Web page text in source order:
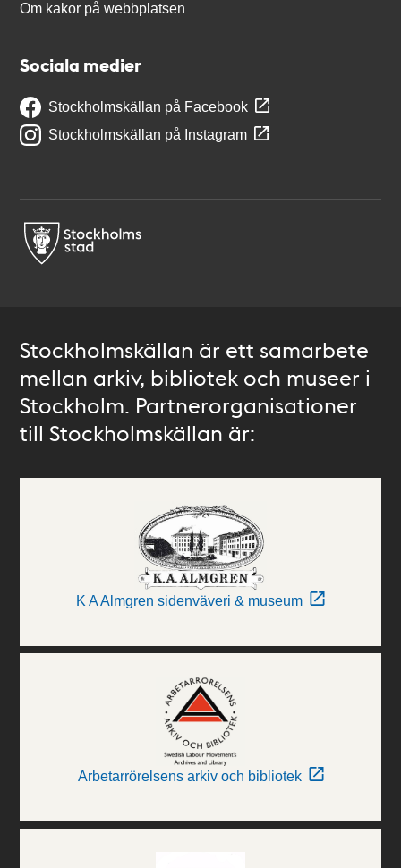
Om kakor på webbplatsen
Sociala medier
Stockholmskällan på Facebook
Stockholmskällan på Instagram
Stockholmskällan är ett samarbete
mellan arkiv, bibliotek och museer i
Stockholm. Partnerorganisationer
till Stockholmskällan är:
K A Almgren sidenväveri & museum
Arbetarrörelsens arkiv och bibliotek